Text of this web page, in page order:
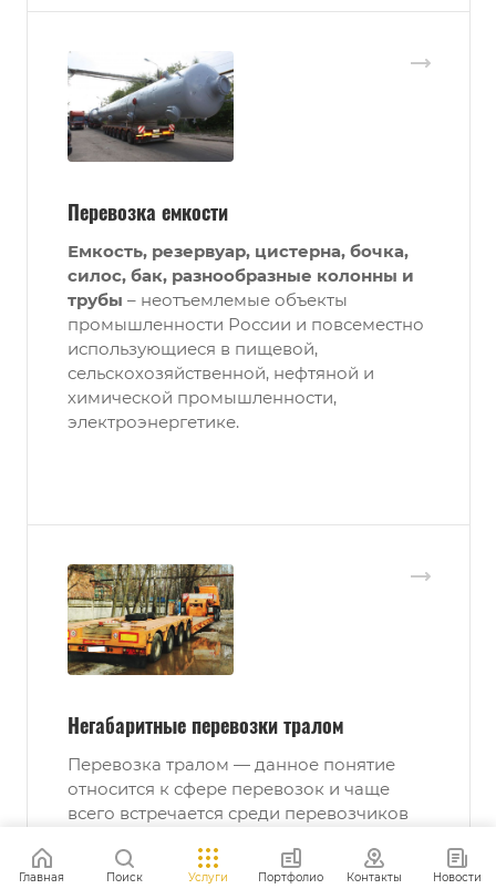
Перевозка емкости
Емкость, резервуар, цистерна, бочка,
силос, бак, разнообразные колонны и
трубы – неотъемлемые объекты
промышленности России и повсеместно
использующиеся в пищевой,
сельскохозяйственной, нефтяной и
химической промышленности,
электроэнергетике.
Негабаритные перевозки тралом
Перевозка тралом — данное понятие
относится к сфере перевозок и чаще
всего встречается среди перевозчиков
обиходе обозначает полуприцеп (может
Главная Поиск Услуги Портфолио Контакты Новости